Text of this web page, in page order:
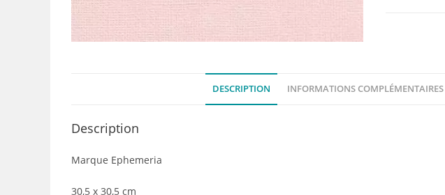
DESCRIPTION INFORMATIONS COMPLÉMENTAIRES
Description
Marque Ephemeria
30,5 x 30,5 cm